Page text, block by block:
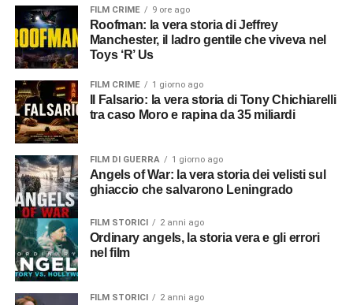
FILM CRIME 9 ore ago
Roofman: la vera storia di Jeffrey
Manchester, il ladro gentile che viveva nel
Toys ‘R’ Us
FILM CRIME 1 giorno ago
tra caso Moro e rapina da 35 miliardi
FILM DI GUERRA 1 giorno ago
Angels of War: la vera storia dei velisti sul
ghiaccio che salvarono Leningrado
FILM STORICI 2 anni ago
Ordinary angels, la storia vera e gli errori
nel film
FILM STORICI 2 anni ago